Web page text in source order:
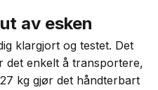
av esken
klargjort og testet. Det
det enkelt å transportere,
kg gjør det håndterbart